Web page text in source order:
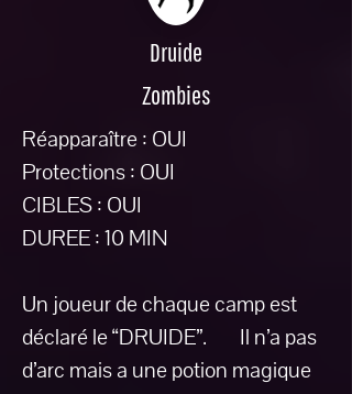
Druide
Zombies
Réapparaître : OUI
Protections : OUI
CIBLES : OUI
DUREE : 10 MIN
Un joueur de chaque camp est
déclaré le “DRUIDE”. Il n’a pas
d’arc mais a une potion magique